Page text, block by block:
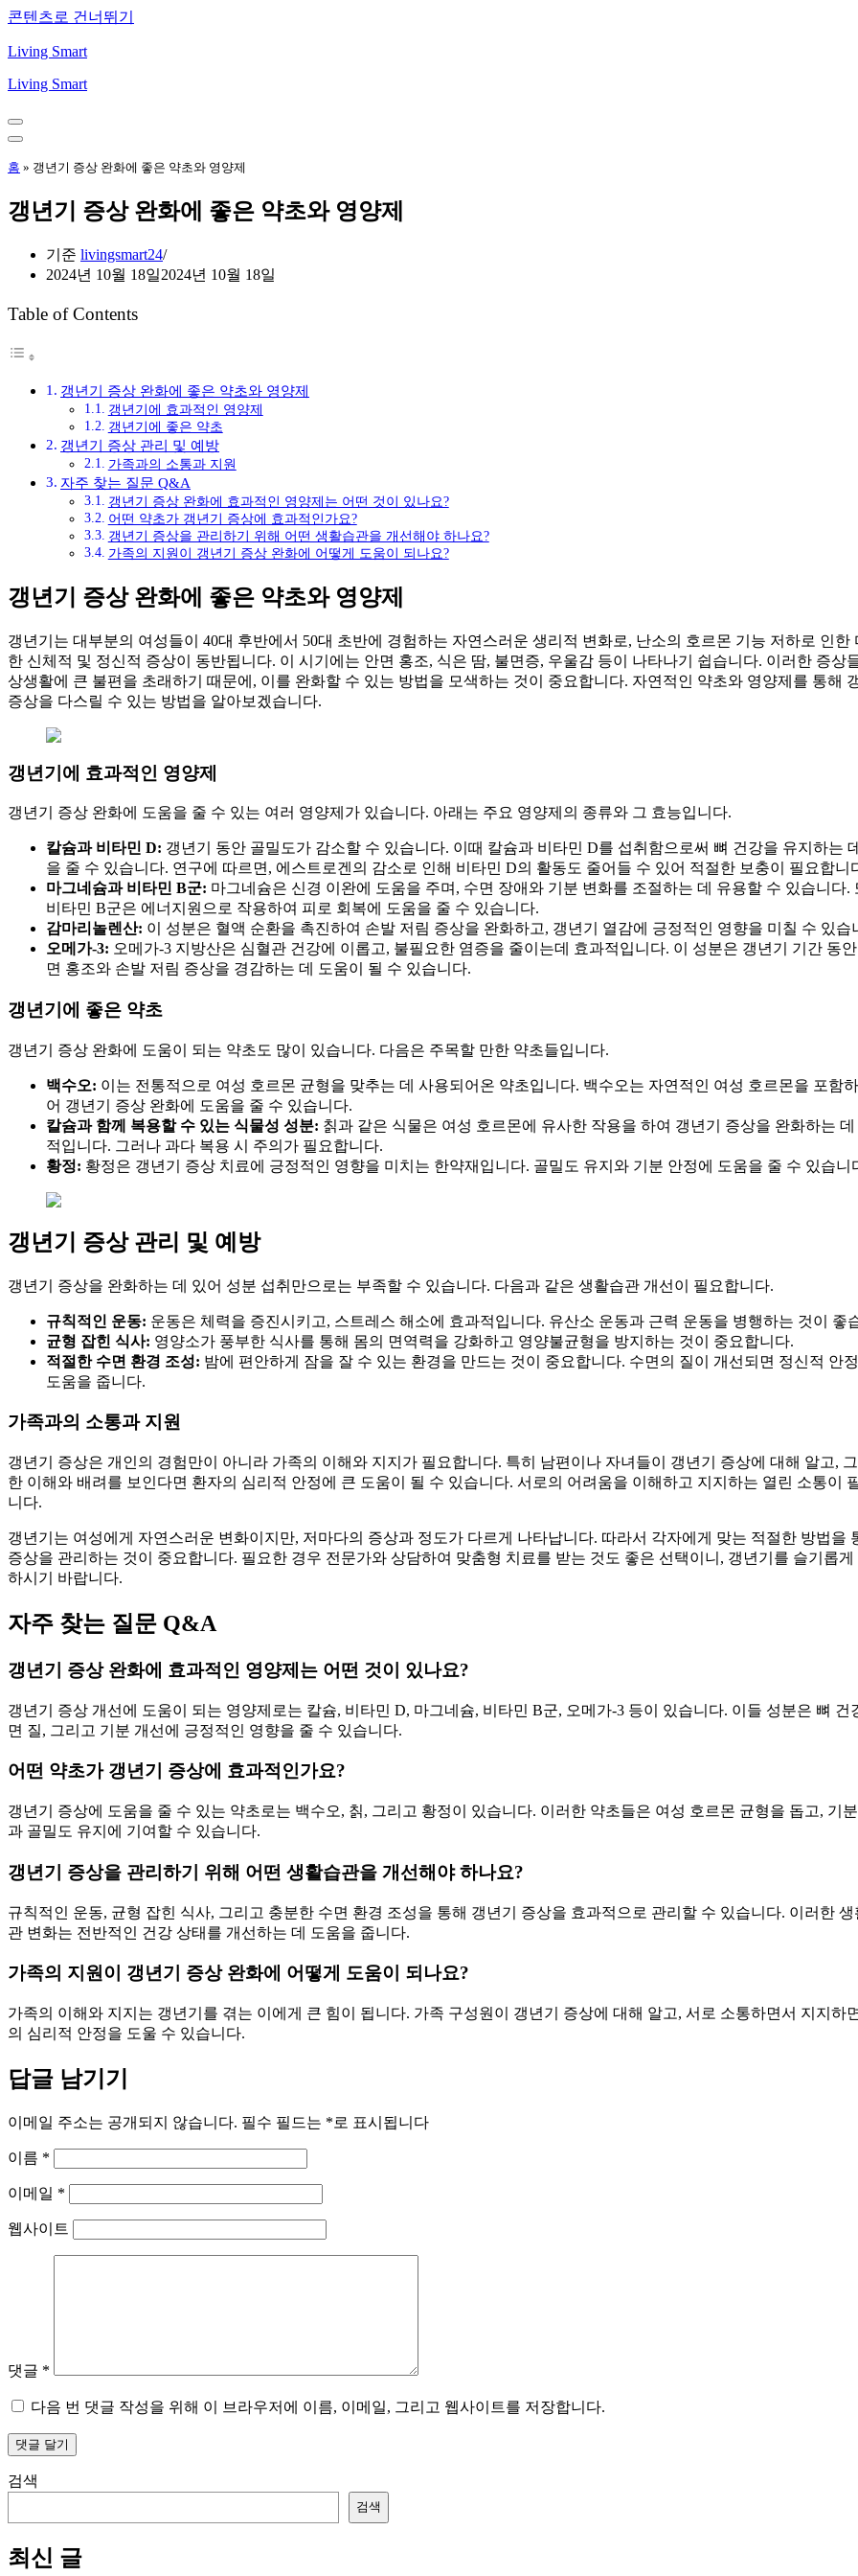
콘텐츠로 건너뛰기
Living Smart
Living Smart
내
비
게
션
메
내
비
이
션
홈 » 갱년기 증상 완화에 좋은 약초와 영양제
갱년기 증상 완화에 좋은 약초와 영양제
기준 livingsmart24
2024년 10월 18일2024년 10월 18일
Table of Contents
갱년기 증상 완화에 좋은 약초와 영양제
갱년기에 효과적인 영양제
갱년기에 좋은 약초
갱년기 증상 관리 및 예방
가족과의 소통과 지원
자주 찾는 질문 Q&A
갱년기 증상 완화에 효과적인 영양제는 어떤 것이 있나요?
어떤 약초가 갱년기 증상에 효과적인가요?
갱년기 증상을 관리하기 위해 어떤 생활습관을 개선해야 하나요?
가족의 지원이 갱년기 증상 완화에 어떻게 도움이 되나요?
갱년기 증상 완화에 좋은 약초와 영양제
갱년기는 대부분의 여성들이 40대 후반에서 50대 초반에 경험하는 자연스러운 생리적 변화로, 난소의 호르몬 기능 저하로 인한
한 신체적 및 정신적 증상이 동반됩니다. 이 시기에는 안면 홍조, 식은 땀, 불면증, 우울감 등이 나타나기 쉽습니다. 이러한 증상
상생활에 큰 불편을 초래하기 때문에, 이를 완화할 수 있는 방법을 모색하는 것이 중요합니다. 자연적인 약초와 영양제를 통해
증상을 다스릴 수 있는 방법을 알아보겠습니다.
갱년기에 효과적인 영양제
갱년기 증상 완화에 도움을 줄 수 있는 여러 영양제가 있습니다. 아래는 주요 영양제의 종류와 그 효능입니다.
칼슘과 비타민 D: 갱년기 동안 골밀도가 감소할 수 있습니다. 이때 칼슘과 비타민 D를 섭취함으로써 뼈 건강을 유지하는
을 줄 수 있습니다. 연구에 따르면, 에스트로겐의 감소로 인해 비타민 D의 활동도 줄어들 수 있어 적절한 보충이 필요합니
마그네슘과 비타민 B군: 마그네슘은 신경 이완에 도움을 주며, 수면 장애와 기분 변화를 조절하는 데 유용할 수 있습니다.
비타민 B군은 에너지원으로 작용하여 피로 회복에 도움을 줄 수 있습니다.
감마리놀렌산: 이 성분은 혈액 순환을 촉진하여 손발 저림 증상을 완화하고, 갱년기 열감에 긍정적인 영향을 미칠 수 있습
오메가-3: 오메가-3 지방산은 심혈관 건강에 이롭고, 불필요한 염증을 줄이는데 효과적입니다. 이 성분은 갱년기 기간 동
면 홍조와 손발 저림 증상을 경감하는 데 도움이 될 수 있습니다.
갱년기에 좋은 약초
갱년기 증상 완화에 도움이 되는 약초도 많이 있습니다. 다음은 주목할 만한 약초들입니다.
백수오: 이는 전통적으로 여성 호르몬 균형을 맞추는 데 사용되어온 약초입니다. 백수오는 자연적인 여성 호르몬을 포함
어 갱년기 증상 완화에 도움을 줄 수 있습니다.
칼슘과 함께 복용할 수 있는 식물성 성분: 칡과 같은 식물은 여성 호르몬에 유사한 작용을 하여 갱년기 증상을 완화하는
적입니다. 그러나 과다 복용 시 주의가 필요합니다.
황정: 황정은 갱년기 증상 치료에 긍정적인 영향을 미치는 한약재입니다. 골밀도 유지와 기분 안정에 도움을 줄 수 있습니
갱년기 증상 관리 및 예방
갱년기 증상을 완화하는 데 있어 성분 섭취만으로는 부족할 수 있습니다. 다음과 같은 생활습관 개선이 필요합니다.
규칙적인 운동: 운동은 체력을 증진시키고, 스트레스 해소에 효과적입니다. 유산소 운동과 근력 운동을 병행하는 것이 좋
균형 잡힌 식사: 영양소가 풍부한 식사를 통해 몸의 면역력을 강화하고 영양불균형을 방지하는 것이 중요합니다.
적절한 수면 환경 조성: 밤에 편안하게 잠을 잘 수 있는 환경을 만드는 것이 중요합니다. 수면의 질이 개선되면 정신적 안
도움을 줍니다.
가족과의 소통과 지원
갱년기 증상은 개인의 경험만이 아니라 가족의 이해와 지지가 필요합니다. 특히 남편이나 자녀들이 갱년기 증상에 대해 알고,
한 이해와 배려를 보인다면 환자의 심리적 안정에 큰 도움이 될 수 있습니다. 서로의 어려움을 이해하고 지지하는 열린 소통이
니다.
갱년기는 여성에게 자연스러운 변화이지만, 저마다의 증상과 정도가 다르게 나타납니다. 따라서 각자에게 맞는 적절한 방법을
증상을 관리하는 것이 중요합니다. 필요한 경우 전문가와 상담하여 맞춤형 치료를 받는 것도 좋은 선택이니, 갱년기를 슬기롭게
하시기 바랍니다.
자주 찾는 질문 Q&A
갱년기 증상 완화에 효과적인 영양제는 어떤 것이 있나요?
갱년기 증상 개선에 도움이 되는 영양제로는 칼슘, 비타민 D, 마그네슘, 비타민 B군, 오메가-3 등이 있습니다. 이들 성분은 뼈 건
면 질, 그리고 기분 개선에 긍정적인 영향을 줄 수 있습니다.
어떤 약초가 갱년기 증상에 효과적인가요?
갱년기 증상에 도움을 줄 수 있는 약초로는 백수오, 칡, 그리고 황정이 있습니다. 이러한 약초들은 여성 호르몬 균형을 돕고, 기
과 골밀도 유지에 기여할 수 있습니다.
갱년기 증상을 관리하기 위해 어떤 생활습관을 개선해야 하나요?
규칙적인 운동, 균형 잡힌 식사, 그리고 충분한 수면 환경 조성을 통해 갱년기 증상을 효과적으로 관리할 수 있습니다. 이러한 생
관 변화는 전반적인 건강 상태를 개선하는 데 도움을 줍니다.
가족의 지원이 갱년기 증상 완화에 어떻게 도움이 되나요?
가족의 이해와 지지는 갱년기를 겪는 이에게 큰 힘이 됩니다. 가족 구성원이 갱년기 증상에 대해 알고, 서로 소통하면서 지지하
의 심리적 안정을 도울 수 있습니다.
답글 남기기
이메일 주소는 공개되지 않습니다. 필수 필드는 *로 표시됩니다
이름 *
이메일 *
웹사이트
댓글 *
다음 번 댓글 작성을 위해 이 브라우저에 이름, 이메일, 그리고 웹사이트를 저장합니다.
검색
검색
최신 글